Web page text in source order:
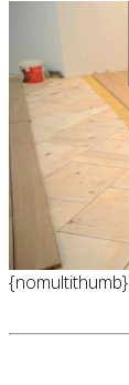
{nomultithumb}